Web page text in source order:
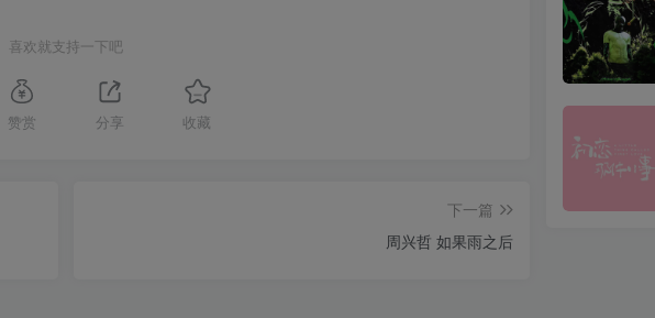
喜欢就支持一下吧
赞赏 分享 收藏
下一篇
周兴哲 如果雨之后